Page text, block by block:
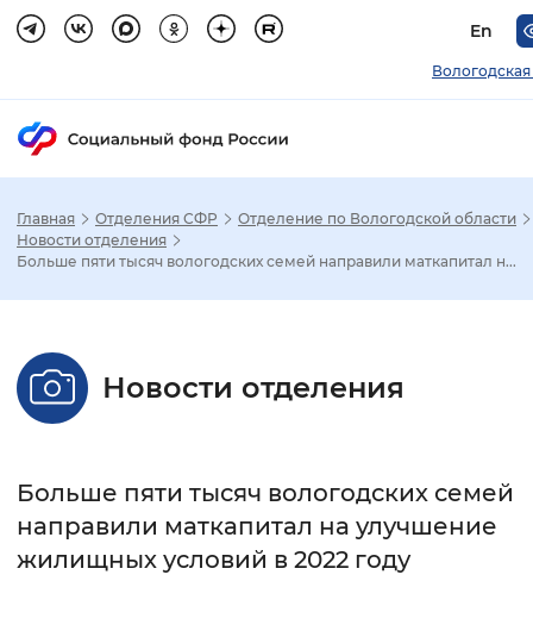
En
Настройка режима отображения
Стандартный Увеличенный
Интервал между буквами
Главная Отделения СФР
Отделение по Вологодской области
Новости отделения
Больше пяти тысяч вологодских семей направили маткапитал н...
Новости отделения
Больше пяти тысяч вологодских семей
направили маткапитал на улучшение
жилищных условий в 2022 году